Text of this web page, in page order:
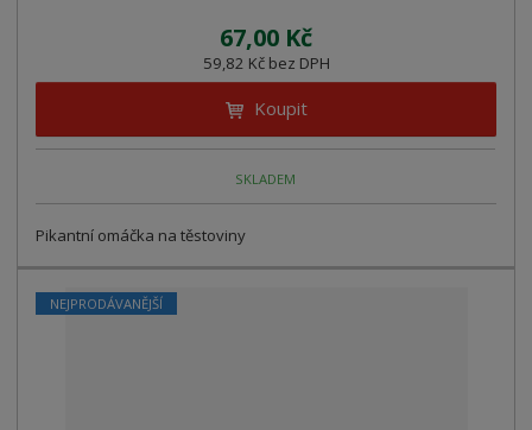
67,00 Kč
59,82 Kč bez DPH
Koupit
SKLADEM
Pikantní omáčka na těstoviny
NEJPRODÁVANĚJŠÍ